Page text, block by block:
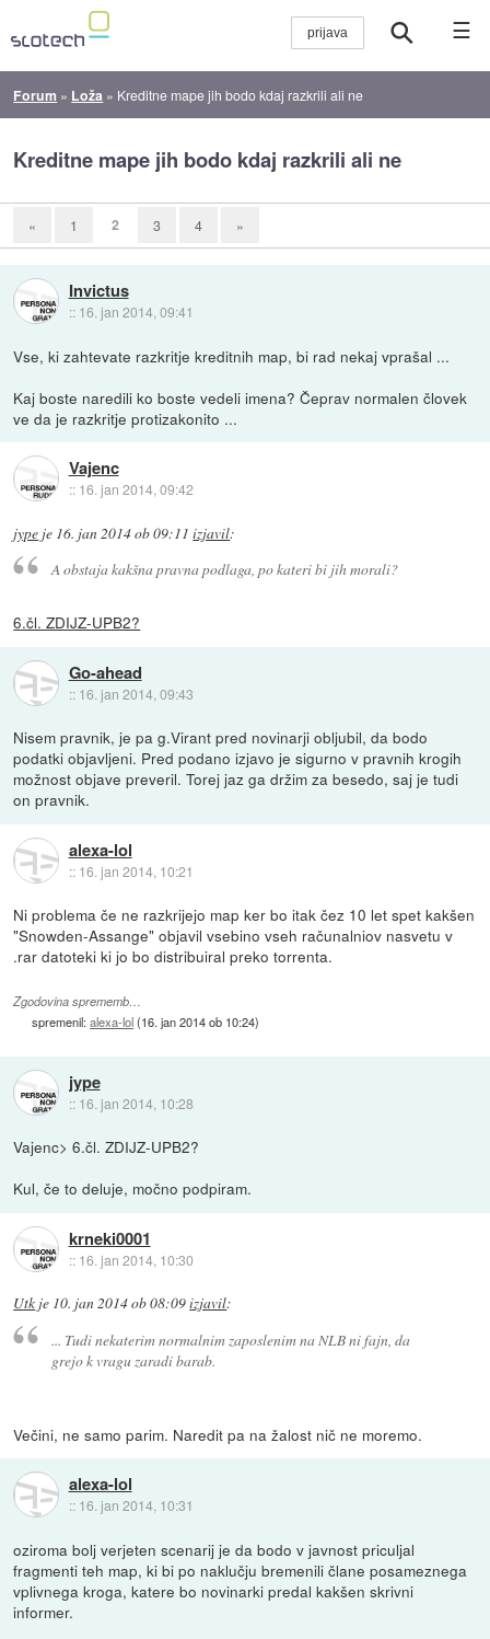
☰
Forum » Loža » Kreditne mape jih bodo kdaj razkrili ali ne
Kreditne mape jih bodo kdaj razkrili ali ne
« 1 2 3 4 »
Invictus
:: 16. jan 2014, 09:41
Vse, ki zahtevate razkritje kreditnih map, bi rad nekaj vprašal ...
Kaj boste naredili ko boste vedeli imena? Čeprav normalen človek
ve da je razkritje protizakonito ...
Vajenc
:: 16. jan 2014, 09:42
jype je 16. jan 2014 ob 09:11 izjavil:
A obstaja kakšna pravna podlaga, po kateri bi jih morali?
6.čl. ZDIJZ-UPB2?
Go-ahead
:: 16. jan 2014, 09:43
Nisem pravnik, je pa g.Virant pred novinarji obljubil, da bodo
podatki objavljeni. Pred podano izjavo je sigurno v pravnih krogih
možnost objave preveril. Torej jaz ga držim za besedo, saj je tudi
on pravnik.
alexa-lol
:: 16. jan 2014, 10:21
Ni problema če ne razkrijejo map ker bo itak čez 10 let spet kakšen
"Snowden-Assange" objavil vsebino vseh računalniov nasvetu v
.rar datoteki ki jo bo distribuiral preko torrenta.
Zgodovina sprememb…
spremenil:alexa-lol(16. jan 2014 ob 10:24)
jype
:: 16. jan 2014, 10:28
Vajenc> 6.čl. ZDIJZ-UPB2?
Kul, če to deluje, močno podpiram.
krneki0001
:: 16. jan 2014, 10:30
Utk je 10. jan 2014 ob 08:09izjavil:
... Tudi nekaterim normalnim zaposlenim na NLB ni fajn, da
grejo k vragu zaradi barab.
Večini, ne samo parim. Naredit pa na žalost nič ne moremo.
alexa-lol
:: 16. jan 2014, 10:31
oziroma bolj verjeten scenarij je da bodo v javnost priculjal
fragmenti teh map, ki bi po naklučju bremenili člane posameznega
vplivnega kroga, katere bo novinarki predal kakšen skrivni
informer.